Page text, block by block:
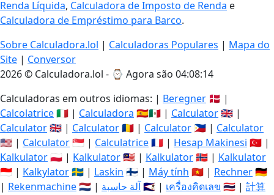
Renda Líquida, Calculadora de Imposto de Renda e
Calculadora de Empréstimo para Barco.
Sobre Calculadora.lol | Calculadoras Populares | Mapa do
Site | Conversor
2026 © Calculadora.lol - ⌚ Agora são 04:08:15
Calculadoras em outros idiomas: | Beregner 🇩🇰 |
Calcolatrice🇮🇹 | Calculadora 🇪🇸🇲🇽 | Calculator🇬🇧 |
Calculator🇬🇧 | Calculator🇷🇴 | Calculator 🇵🇭 | Calculator
🇺🇸 | Calculator🇸🇬 | Calculatrice🇫🇷 | Hesap Makinesi 🇹🇷 |
Kalkulator🇵🇱 | Kalkulator🇲🇾 | Kalkulator🇳🇴 | Kalkulator
🇮🇩 | Kalkylator🇸🇪 | Laskin 🇫🇮 | Máy tính 🇻🇳 | Rechner🇩🇪
| Rekenmachine🇳🇱 | آلة حاسبة🇸🇦 | เครื่องคิดเลข 🇹🇭 | 計算